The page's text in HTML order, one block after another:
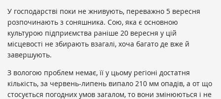
У господарстві поки не жнивують, переважно 5 вересня
розпочинають з соняшника. Сою, яка є основною
культурою підприємства раніше 20 вересня у цій
місцевості не збирають взагалі, хоча багато де вже й
завершують.
З вологою проблем немає, її у цьому регіоні достатня
кількість, за червень-липень випало 210 мм опадів, а от що
стосується погодних умов загалом, то вони змінюються і не